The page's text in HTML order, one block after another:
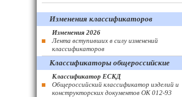
Изменения классификаторов
Изменения 2026
Лента вступивших в силу изменений
классификаторов
Классификаторы общероссийские
Классификатор ЕСКД
Общероссийский классификатор изделий и
конструкторских документов ОК 012-93